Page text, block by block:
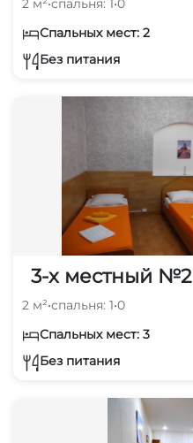
2 м²•спальня: 1•0
Спальных мест: 2
Без питания
3-х местный №2
2 м²•спальня: 1•0
Спальных мест: 3
Без питания